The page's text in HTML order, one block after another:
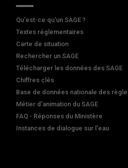
Qu'est-ce qu'un SAGE ?
Textes réglementaires
Carte de situation
Rechercher un SAGE
Télécharger les données des SAGE
Chiffres clés
Base de données nationale des
Métier d'animation du SAGE
FAQ - Réponses du Ministère
Instances de dialogue sur l'eau